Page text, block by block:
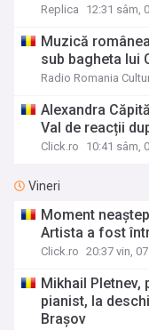
Replica 12:31 sâm,
Muzică
sub bagheta lui
Radio Romania
Alexandra
Val de reacții
Click.ro 10:41 sâm,
Vineri
Moment
Artista a fost
Click.ro 20:37 vin,
Mikhail Pletnev,
pianist, la
Brașov